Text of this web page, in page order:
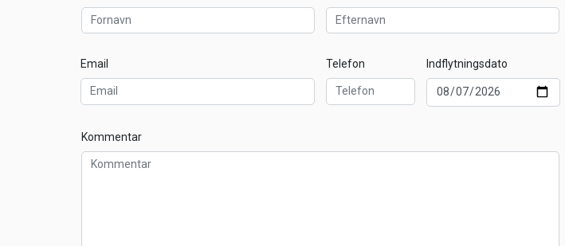
Email Telefon Indflytningsdato
Kommentar